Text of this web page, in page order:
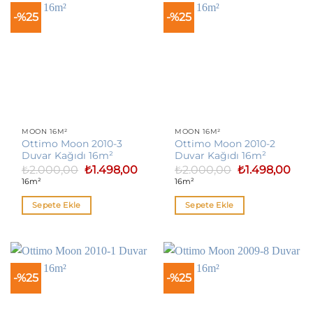
-%25
MOON 16M²
Ottimo Moon 2010-3
Duvar Kağıdı 16m²
₺2.000,00 Orijinal
fiyat:
₺1.498,00Şu
₺1.498,00.
16m²
Sepete Ekle
-%25
MOON 16M²
Ottimo Moon 2010-2
Duvar Kağıdı 16m²
₺2.000,00 Orijinal
fiyat:
₺1.498,00Şu
16m²
Sepete Ekle
-%25 -%25